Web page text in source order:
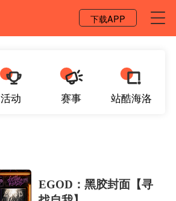
下载APP
活动 赛事 站酷海洛
EGOD：黑胶封面【寻